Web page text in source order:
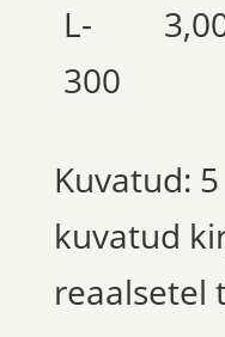
L-
300
Kuvatud:
kuvatud
reaalsetel